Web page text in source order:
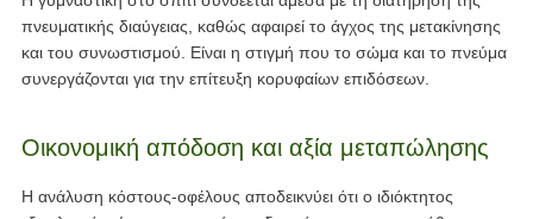
πνευματικής διαύγειας, καθώς αφαιρεί το άγχος της μετακίνησης
και του συνωστισμού. Είναι η στιγμή που το σώμα και το πνεύμα
συνεργάζονται για την επίτευξη κορυφαίων επιδόσεων.
Οικονομική απόδοση και αξία μεταπώλησης
Η ανάλυση κόστους-οφέλους αποδεικνύει ότι ο ιδιόκτητος